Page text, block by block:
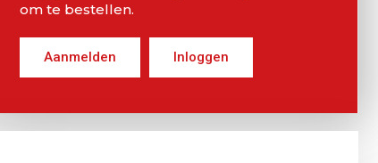
om te bestellen.
Aanmelden Inloggen